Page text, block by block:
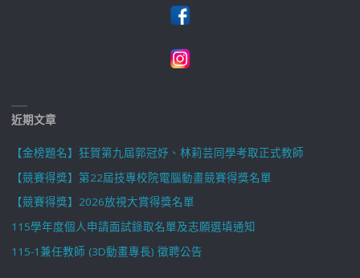
近期文章
【金榜題名】狂賀第九屆郭冠妤、林莉芸同學考取正式教師
【競賽得獎】第22屆技專校院電腦動畫競賽得獎名單
【競賽得獎】2026放視大賞得獎名單
115學年度個人申請面試錄取名單及志願選填通知
115-1兼任教師 (3D動畫專長) 徵聘公告